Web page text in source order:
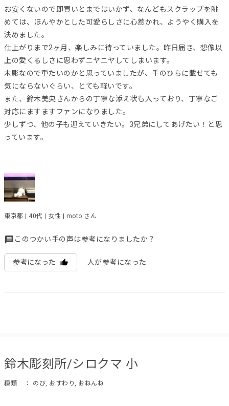
お安くないので即買いとまではいかず、なんどもスクラップを眺
めては、ほんやかとした可愛らしさに心惹かれ、ようやく購入を
決めました。
仕上がりまで2ヶ月、楽しみに待っていました。昨日届き、想像以
上の愛くるしさに思わずニヤニヤしてしまいます。
木彫なので重たいのかと思っていましたが、手のひらに載せても
気にならないぐらい、とても軽いです。
また、鈴木美央さんからの丁寧な添え状も入っており、丁寧なご
対応にますますファンになりました。
少しずつ、他の子も迎えていきたい。3兄弟にしてあげたい！と思
っています。
東京都 | 40代 | 女性 | moto さん
このつかい手の声は参考になりましたか？
参考になった 人が参考になった
鈴木彫刻所/シロクマ 小
種類 ： のび, おすわり, おねんね